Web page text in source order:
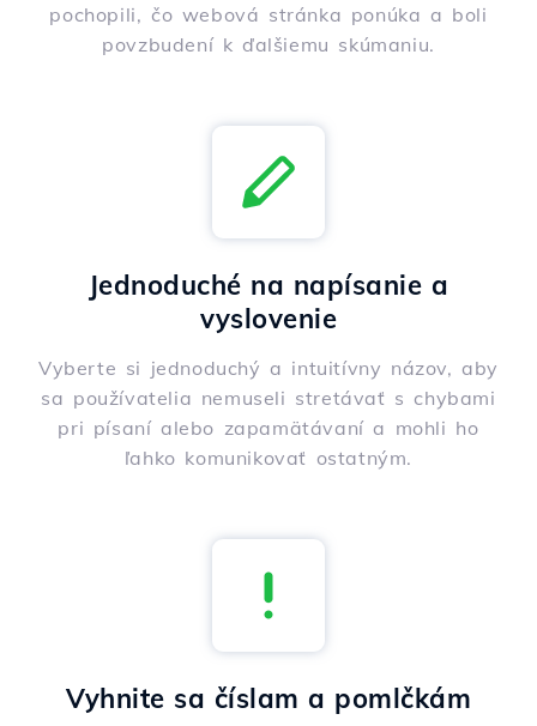
pochopili, čo webová stránka ponúka a boli
povzbudení k ďalšiemu skúmaniu.
Jednoduché na napísanie a
vyslovenie
Vyberte si jednoduchý a intuitívny názov, aby
sa používatelia nemuseli stretávať s chybami
pri písaní alebo zapamätávaní a mohli ho
ľahko komunikovať ostatným.
Vyhnite sa číslam a pomlčkám